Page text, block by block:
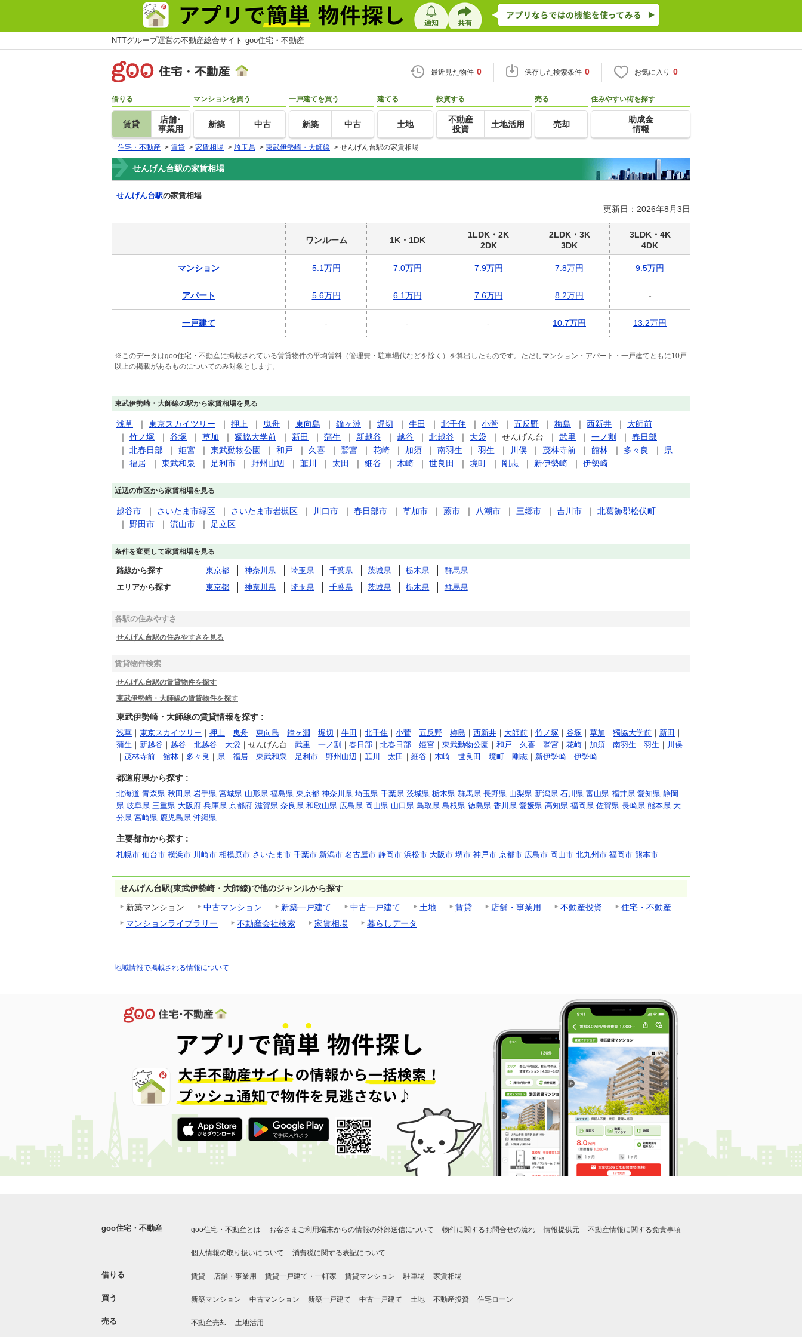
NTTグループ運営の不動産総合サイト goo住宅・不動産
最近見た物件 0 保存した検索条件 0 お気に入り 0
借りる
賃貸
店舗･
事業用
マンションを買う
新築 中古
一戸建てを買う
新築 中古
建てる
土地
投資する
不動産
投資
土地活用
売る
売却
住みやすい街を探す
助成金
情報
住宅・不動産 > 賃貸 > 家賃相場 > 埼玉県 > 東武伊勢崎・大師線 > せんげん台駅の家賃相場
せんげん台駅の家賃相場
せんげん台駅の家賃相場
更新日：2026年8月3日
ワンルーム 1K・1DK
1LDK・2K
2DK
2LDK・3K
3DK
3LDK・4K
4DK
マンション 5.1万円 7.0万円 7.9万円 7.8万円 9.5万円
アパート 5.6万円 6.1万円 7.6万円 8.2万円 -
一戸建て - - - 10.7万円 13.2万円
※このデータはgoo住宅・不動産に掲載されている賃貸物件の平均賃料（管理費・駐車場代などを除く）を算出したものです。ただしマンション・アパート・一戸建てともに10戸
以上の掲載があるものについてのみ対象とします。
東武伊勢崎・大師線の駅から家賃相場を見る
浅草 ｜ 東京スカイツリー ｜ 押上 ｜ 曳舟 ｜ 東向島 ｜ 鐘ヶ淵 ｜ 堀切 ｜ 牛田 ｜ 北千住 ｜ 小菅 ｜ 五反野 ｜ 梅島 ｜ 西新井 ｜ 大師前
｜ 竹ノ塚 ｜ 谷塚 ｜ 草加 ｜ 獨協大学前 ｜ 新田 ｜ 蒲生 ｜ 新越谷 ｜ 越谷 ｜ 北越谷 ｜ 大袋 ｜ せんげん台 ｜ 武里 ｜ 一ノ割 ｜ 春日部
｜ 北春日部 ｜ 姫宮 ｜ 東武動物公園 ｜ 和戸 ｜ 久喜 ｜ 鷲宮 ｜ 花崎 ｜ 加須 ｜ 南羽生 ｜ 羽生 ｜ 川俣 ｜ 茂林寺前 ｜ 館林 ｜ 多々良 ｜ 県
｜ 福居 ｜ 東武和泉 ｜ 足利市 ｜ 野州山辺 ｜ 韮川 ｜ 太田 ｜ 細谷 ｜ 木崎 ｜ 世良田 ｜ 境町 ｜ 剛志 ｜ 新伊勢崎 ｜ 伊勢崎
近辺の市区から家賃相場を見る
越谷市 ｜ さいたま市緑区 ｜ さいたま市岩槻区 ｜ 川口市 ｜ 春日部市 ｜ 草加市 ｜ 蕨市 ｜ 八潮市 ｜ 三郷市 ｜ 吉川市 ｜ 北葛飾郡松伏町
｜ 野田市 ｜ 流山市 ｜ 足立区
条件を変更して家賃相場を見る
路線から探す 東京都 神奈川県 埼玉県 千葉県 茨城県 栃木県
群馬県
エリアから探す
東京都 神奈川県 埼玉県 千葉県 茨城県 栃木県 群馬県
各駅の住みやすさ
せんげん台駅の住みやすさを見る
賃貸物件検索
せんげん台駅の賃貸物件を探す
東武伊勢崎・大師線の賃貸物件を探す
東武伊勢崎・大師線の賃貸情報を探す :
浅草 ｜ 東京スカイツリー ｜ 押上 ｜ 曳舟 ｜ 東向島 ｜ 鐘ヶ淵 ｜ 堀切 ｜ 牛田 ｜ 北千住 ｜ 小菅 ｜ 五反野 ｜ 梅島 ｜ 西新井 ｜ 大師前 ｜ 竹ノ塚 ｜ 谷塚 ｜ 草加 ｜ 獨協大学前 ｜ 新田 ｜
蒲生 ｜ 新越谷 ｜ 越谷 ｜ 北越谷 ｜ 大袋 ｜せんげん台｜ 武里 ｜ 一ノ割 ｜ 春日部 ｜ 北春日部 ｜ 姫宮 ｜ 東武動物公園 ｜ 和戸 ｜ 久喜 ｜ 鷲宮 ｜ 花崎 ｜ 加須 ｜ 南羽生 ｜ 羽生 ｜ 川俣
｜ 茂林寺前 ｜ 館林 ｜ 多々良 ｜ 県 ｜ 福居 ｜ 東武和泉 ｜ 足利市 ｜ 野州山辺 ｜ 韮川 ｜ 太田 ｜ 細谷 ｜ 木崎 ｜ 世良田 ｜ 境町 ｜ 剛志 ｜ 新伊勢崎 ｜ 伊勢崎
都道府県から探す :
北海道 青森県 秋田県 岩手県 宮城県 山形県 福島県 東京都 神奈川県 埼玉県 千葉県 茨城県 栃木県 群馬県 長野県 山梨県 新潟県 石川県 富山県 福井県 愛知県 静岡
県 岐阜県 三重県 大阪府 兵庫県 京都府 滋賀県 奈良県 和歌山県 広島県 岡山県 山口県 鳥取県 島根県 徳島県 香川県 愛媛県 高知県 福岡県 佐賀県 長崎県 熊本県 大
分県 宮崎県 鹿児島県 沖縄県
主要都市から探す :
札幌市 仙台市 横浜市 川崎市 相模原市 さいたま市 千葉市 新潟市 名古屋市 静岡市 浜松市 大阪市 堺市 神戸市 京都市 広島市 岡山市 北九州市 福岡市 熊本市
せんげん台駅(東武伊勢崎・大師線)で他のジャンルから探す
新築マンション
中古マンション 新築一戸建て 中古一戸建て 土地 賃貸 店舗・事業用 不動産投資
住宅・不動産
マンションライブラリー
不動産会社検索 家賃相場 暮らしデータ
地域情報で掲載される情報について
goo住宅・不動産 goo住宅・不動産とは お客さまご利用端末からの情報の外部送信について 物件に関するお問合せの流れ 情報提供元 不動産情報に関する免責事項
個人情報の取り扱いについて 消費税に関する表記について
借りる 賃貸 店舗・事業用 賃貸一戸建て・一軒家 賃貸マンション 駐車場 家賃相場
買う 新築マンション 中古マンション 新築一戸建て 中古一戸建て 土地 不動産投資 住宅ローン
売る 不動産売却 土地活用